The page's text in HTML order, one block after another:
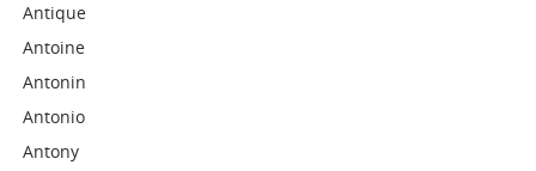
Antique
Antoine
Antonin
Antonio
Antony